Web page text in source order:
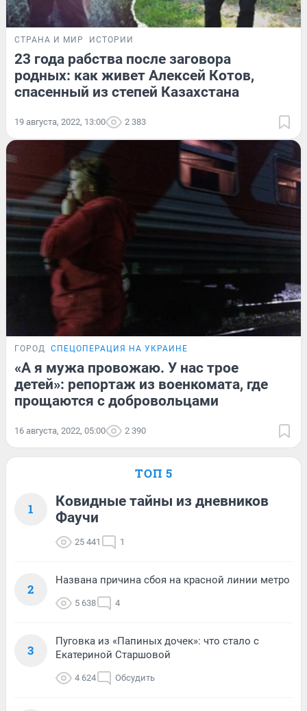
СТРАНА И МИР ИСТОРИИ
23 года рабства после заговора
родных: как живет Алексей Котов,
спасенный из степей Казахстана
19 августа, 2022, 13:00 2 383
ГОРОД СПЕЦОПЕРАЦИЯ НА УКРАИНЕ
«А я мужа провожаю. У нас трое
детей»: репортаж из военкомата, где
прощаются с добровольцами
16 августа, 2022, 05:00 2 390
ТОП 5
1
Ковидные тайны из дневников
Фаучи
25 441 1
2
Названа причина сбоя на красной линии метро
5 638 4
3
Пуговка из «Папиных дочек»: что стало с
Екатериной Старшовой
4 624 Обсудить